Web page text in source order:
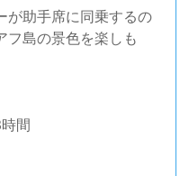
が助手席に同乗するの
フ島の景色を楽しも
間